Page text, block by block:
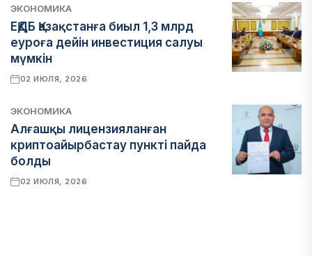
ЭКОНОМИКА
ЕҚДБ Қазақстанға биыл 1,3 млрд
еуроға дейін инвестиция салуы
мүмкін
02 ИЮЛЯ, 2026
ЭКОНОМИКА
Алғашқы лицензияланған
криптоайырбастау пункті пайда
болды
02 ИЮЛЯ, 2026